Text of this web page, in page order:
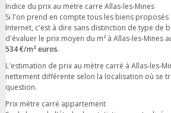
Indice du prix au metre carre Allas-les-Mines
Si l'on prend en compte tous les biens proposés
Internet, c'est à dire sans distinction de type de
d'évaluer le prix moyen du m² à Allas-les-Mines
534 €/m² euros.
L'estimation de prix au mètre carré à Allas-les-
nettement différente selon la localisation où se
question.
Prix mètre carré appartement